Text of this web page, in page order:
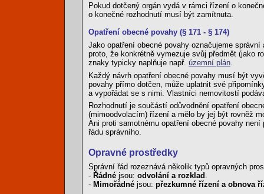
Pokud dotčený orgán vydá v rámci řízení o
o konečné rozhodnutí musí být zamítnuta.
Opatření obecné povahy (§ 171 - § 174)
Jako opatření obecné povahy označujeme
proto, že konkrétně vymezuje svůj předmět (jako
znaky typicky naplňuje např. územní plán.
Každý návrh opatření obecné povahy musí být
povahy přímo dotčen, může uplatnit své
a vypořádat se s nimi. Vlastníci nemovitostí
Rozhodnutí je součástí odůvodnění opatření
(mimoodvolacím) řízení a mělo by jej být rovněž
Ani proti samotnému opatření obecné povahy
řádu správního.
Opravné prostředky
Správní řád rozeznává několik typů opravných
- Řádné jsou: odvolání a rozklad
- Mimořádné jsou: přezkumné řízení a obnova